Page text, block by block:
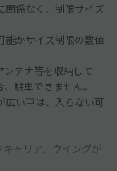
係なく、制限サイズ
能かサイズ制限の数値
テナ等を収納して
駐車できません。
い車は、入らない可
ャリア、ウイングが